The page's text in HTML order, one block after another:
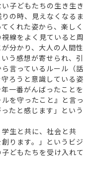
子どもたちの生き生き
の時、見えなくなるま
くれた姿から、楽しく
線をよく見ていると周
分かり、大人の人間性
う感想が寄せられ、引
言っているルール（話
ろうと意識している姿
一番がんばったことを
を守ったこと』と言っ
たと感じます」という
生と共に、社会と共
ります。」というビジ
どもたちを受け入れて